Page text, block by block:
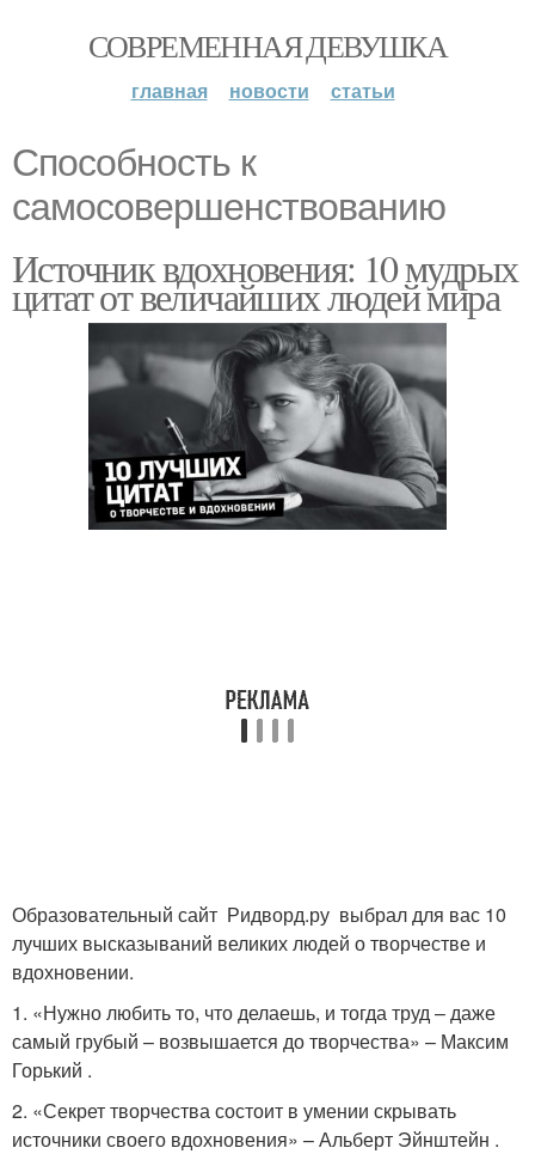
СОВРЕМЕННАЯ ДЕВУШКА
главная новости статьи
Способность к
самосовершенствованию
Источник вдохновения: 10 мудрых
цитат от величайших людей мира
Образовательный сайт Ридворд.ру выбрал для вас 10
лучших высказываний великих людей о творчестве и
вдохновении.
1. «Нужно любить то, что делаешь, и тогда труд – даже
самый грубый – возвышается до творчества» – Максим
Горький .
2. «Секрет творчества состоит в умении скрывать
источники своего вдохновения» – Альберт Эйнштейн .